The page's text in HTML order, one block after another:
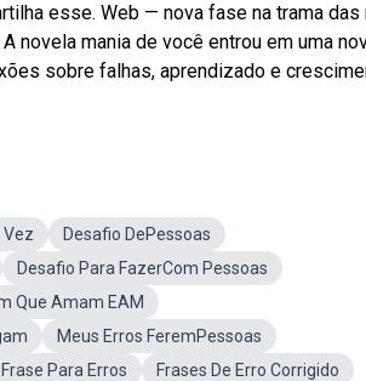
esse. Web — nova fase na trama das
novela mania de você entrou em uma
sobre falhas, aprendizado e
Vez
Desafio DePessoas
Desafio Para FazerCom Pessoas
Que Amam EAM
Meus Erros FeremPessoas
Frase Para Erros
Frases De Erro Corrigido